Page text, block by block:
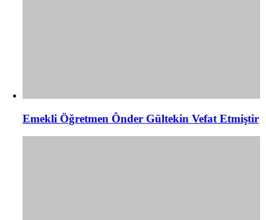
Emekli Öğretmen Ônder Gültekin Vefat Etmiştir